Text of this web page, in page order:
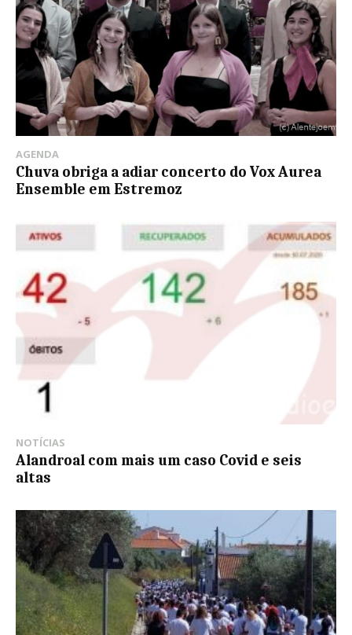
AGENDA
Chuva obriga a adiar concerto do Vox Aurea
Ensemble em Estremoz
NOTÍCIAS
Alandroal com mais um caso Covid e seis
altas